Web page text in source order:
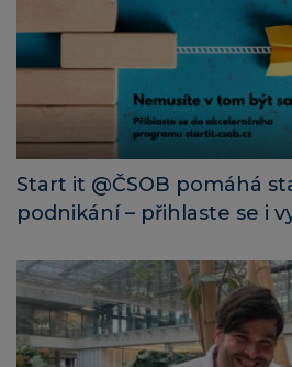
Start it @ČSOB pomáhá
podnikání – přihlaste se i